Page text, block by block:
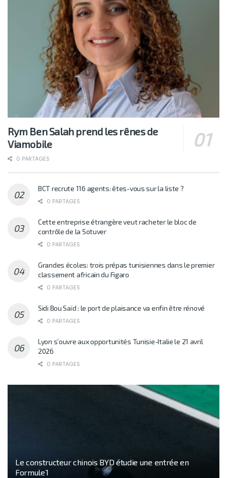
Rym Ben Salah prend les rênes de
Viamobile
0 PARTAGES
BCT recrute 116 agents: êtes-vous sur la liste ?
0 PARTAGES
Cette entreprise étrangère veut racheter le bloc de
contrôle de la Sotuver
0 PARTAGES
Grandes écoles: trois prépas tunisiennes dans le premier
classement africain du Figaro
0 PARTAGES
Sidi Bou Saïd : le port de plaisance va enfin être rénové
0 PARTAGES
Lyon s’ouvre aux opportunités Tunisie-Italie le 21 avril
2026
0 PARTAGES
Le constructeur chinois BYD étudie une entrée en
Formule 1